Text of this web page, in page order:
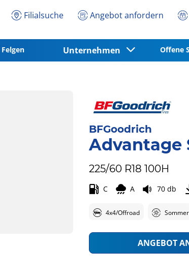
Filialsuche Angebot anfordern
Felgen Unternehmen Offene
BFGoodrich
Advantage
225/60 R18 100H
C A 70 db
4x4/Offroad Sommer
ANGEBOT